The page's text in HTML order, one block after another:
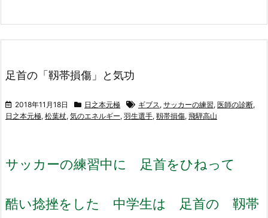
足首の「靱帯損傷」と気功
2018年11月18日 日之本元極 ギブス, サッカーの練習, 医師の診断,
日之本元極, 松葉杖, 気のエネルギー, 羽生選手, 靱帯損傷, 飛騨高山
サッカーの練習中に 足首をひねって
酷い捻挫をした 中学生は 足首の 靱帯